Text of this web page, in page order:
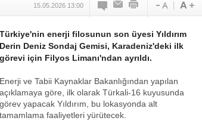
15.05.2026 13:00
Türkiye'nin enerji filosunun son üyesi Yıldırım
Derin Deniz Sondaj Gemisi, Karadeniz'deki ilk
görevi için Filyos Limanı'ndan ayrıldı.
Enerji ve Tabii Kaynaklar Bakanlığından yapılan
açıklamaya göre, ilk olarak Türkali-16 kuyusunda
görev yapacak Yıldırım, bu lokasyonda alt
tamamlama faaliyetleri yürütecek.